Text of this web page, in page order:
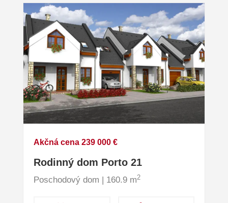
Akčná cena 239 000 €
Rodinný dom Porto 21
Poschodový dom | 160.9 m2